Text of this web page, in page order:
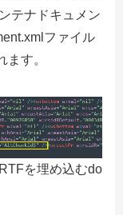
テナドキュメン
ファイル
す。
を埋め込むdo